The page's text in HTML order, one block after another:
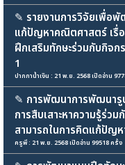
✎ รายงานการวิจัยเพื่อ
แก้ปัญหาคณิตศาสตร์ เรื่อ
ฝึกเสริมทักษะร่วมกับกิจ
1
ปากกาน้ำเงิน : 21 พ.ย. 2568 เปิดอ่าน
✎ การพัฒนาการพัฒนารู
การสืบเสาะหาความรู้ร่ว
สามารถในการคิดแก้ปัญ
ครูพี : 21 พ.ย. 2568 เปิดอ่าน 99518 ครั้ง